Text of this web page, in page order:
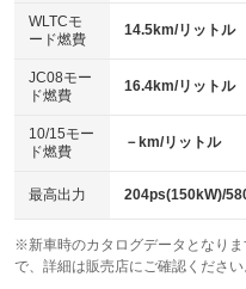
センターデフロック
：装備なし
電動格納ミラー
：装備あり
エアロ
：装備なし
：装備なし
パワーシート
ベンチシート
：装備なし
チップアップシート
：装備なし
：装備なし
ウォークスルー
：装備なし
WLTCモ
ード燃費
14.5km/リットル
JC08モー
ド燃費
16.4km/リットル
10/15モー
ド燃費
－km/リットル
最高出力 204ps(150kW)/
※新車時のカタログデータとなり
で、詳細は販売店にご確認ください